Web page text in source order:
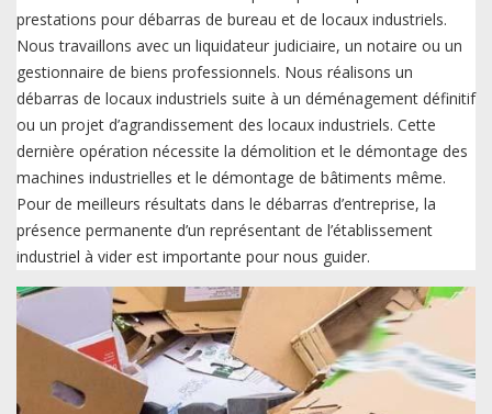
prestations pour débarras de bureau et de locaux industriels.
Nous travaillons avec un liquidateur judiciaire, un notaire ou un
gestionnaire de biens professionnels. Nous réalisons un
débarras de locaux industriels suite à un déménagement définitif
ou un projet d’agrandissement des locaux industriels. Cette
dernière opération nécessite la démolition et le démontage des
machines industrielles et le démontage de bâtiments même.
Pour de meilleurs résultats dans le débarras d’entreprise, la
présence permanente d’un représentant de l’établissement
industriel à vider est importante pour nous guider.